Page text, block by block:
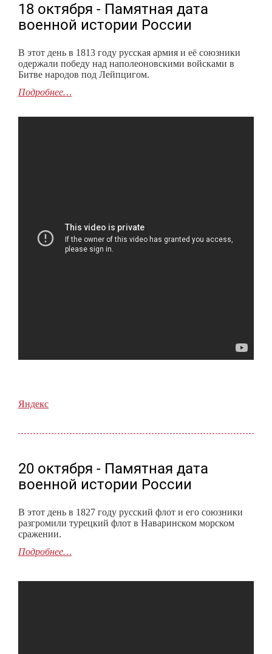
18 октября - Памятная дата
военной истории России
В этот день в 1813 году русская армия и её союзники
одержали победу над наполеоновскими войсками в
Битве народов под Лейпцигом.
Подробнее…
Яндекс
20 октября - Памятная дата
военной истории России
В этот день в 1827 году русский флот и его союзники
разгромили турецкий флот в Наваринском морском
сражении.
Подробнее…